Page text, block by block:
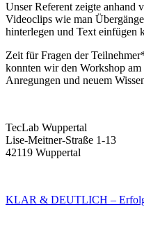
Unser Referent zeigte anhand
Videoclips wie man
hinterlegen und Text einfügen
Zeit für Fragen der
konnten wir den Workshop
Anregungen und neuem
TecLab Wuppertal
Lise-Meitner-Straße 1-13
42119 Wuppertal
KLAR & DEUTLICH –